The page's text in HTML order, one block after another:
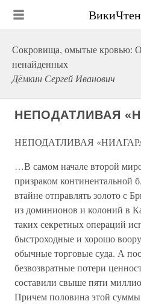
Сокровища, омытые кровью:
ненайденных
Дёмкин Сергей Иванович
НЕПОДАТЛИВАЯ
НЕПОДАТЛИВАЯ
…В самом начале второй
призраком континентальной
втайне отправлять золото с
из доминионов и колоний в
таких секретных операций
быстроходные и хорошо
обычные торговые суда. А
безвозвратные потери
составили свыше пяти
Причем половина этой